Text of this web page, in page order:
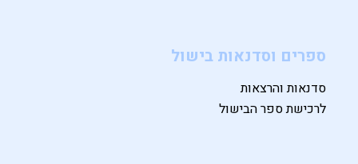
ספרים וסדנאות בישול
סדנאות והרצאות
לרכישת ספר הבישול